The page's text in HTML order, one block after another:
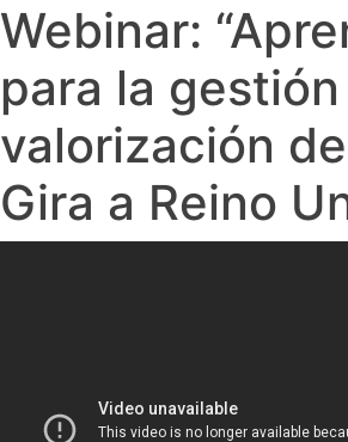
Webinar:
para la
valorización
Gira a Reino